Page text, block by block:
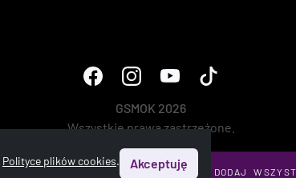
DODAJ
GSMOK 2026
Wszystkie prawa zastrzeżone.
Polityce plików cookies. Akceptuję